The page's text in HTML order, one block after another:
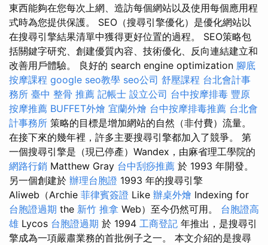
東西能夠在您每次上網、造訪每個網站以及使用每個應用程
式時為您提供保護。 SEO（搜尋引擎優化）是優化網站以
在搜尋引擎結果清單中獲得更好位置的過程。 SEO策略包
括關鍵字研究、創建優質內容、技術優化、反向連結建立和
改善用戶體驗。 良好的 search engine optimization 腳底
按摩課程 google seo教學 seo公司 舒壓課程 台北會計事
務所 臺中 整骨 推薦 記帳士 設立公司 台中按摩排毒 豐原
按摩推薦 BUFFET外燴 宜蘭外燴 台中按摩排毒推薦 台北會
計事務所 策略的目標是增加網站的自然（非付費）流量。
在接下來的幾年裡，許多主要搜尋引擎都加入了競爭。 第
一個搜尋引擎是（現已停產）Wandex，由麻省理工學院的
網路行銷 Matthew Gray 台中刮痧推薦 於 1993 年開發。
另一個創建於 辦理台胞證 1993 年的搜尋引擎
Aliweb（Archie 菲律賓簽證 Like 辦桌外燴 Indexing for
台胞證過期 the 新竹 推拿 Web）至今仍然可用。 台胞證高
雄 Lycos 台胞證過期 於 1994 工商登記 年推出，是搜尋引
擎成為一項嚴肅業務的首批例子之一。 本文介紹的是搜尋